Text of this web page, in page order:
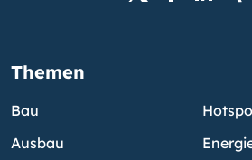
Themen
Bau
Ausbau